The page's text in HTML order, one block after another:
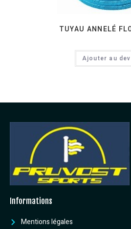
TUYAU ANNELÉ
Ajouter au
Informations
Mentions légales